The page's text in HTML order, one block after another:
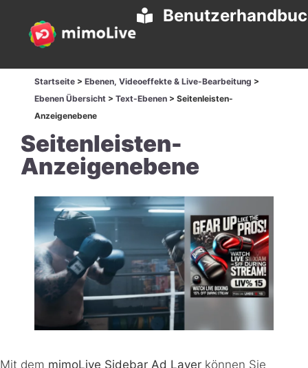
Startseite > Ebenen, Videoeffekte & Live-Bearbeitung >
Ebenen Übersicht > Text-Ebenen > Seitenleisten-
Anzeigenebene
Seitenleisten-
Anzeigenebene
Mit dem mimoLive Sidebar Ad Layer können Sie